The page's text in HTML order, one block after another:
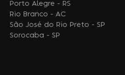
Porto Alegre - RS
Rio Branco - AC
São José do Rio Preto - SP
Sorocaba - SP